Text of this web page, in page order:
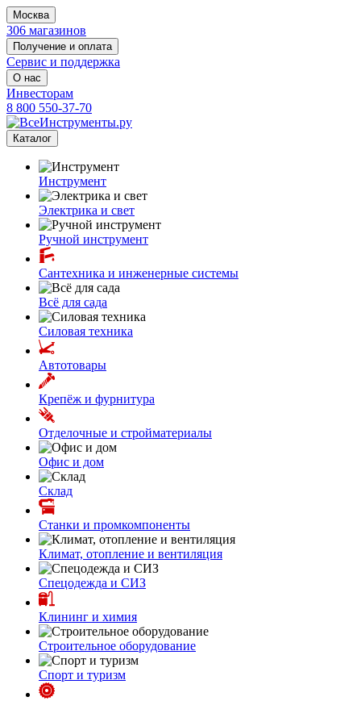
Москва
306 магазинов
Получение и оплата
Сервис и поддержка
О нас
Инвесторам
8 800 550-37-70
Каталог
Инструмент
Электрика и свет
Ручной инструмент
Сантехника и инженерные системы
Всё для сада
Силовая техника
Автотовары
Крепёж и фурнитура
Отделочные и стройматериалы
Офис и дом
Склад
Станки и промкомпоненты
Климат, отопление и вентиляция
Спецодежда и СИЗ
Клининг и химия
Строительное оборудование
Спорт и туризм